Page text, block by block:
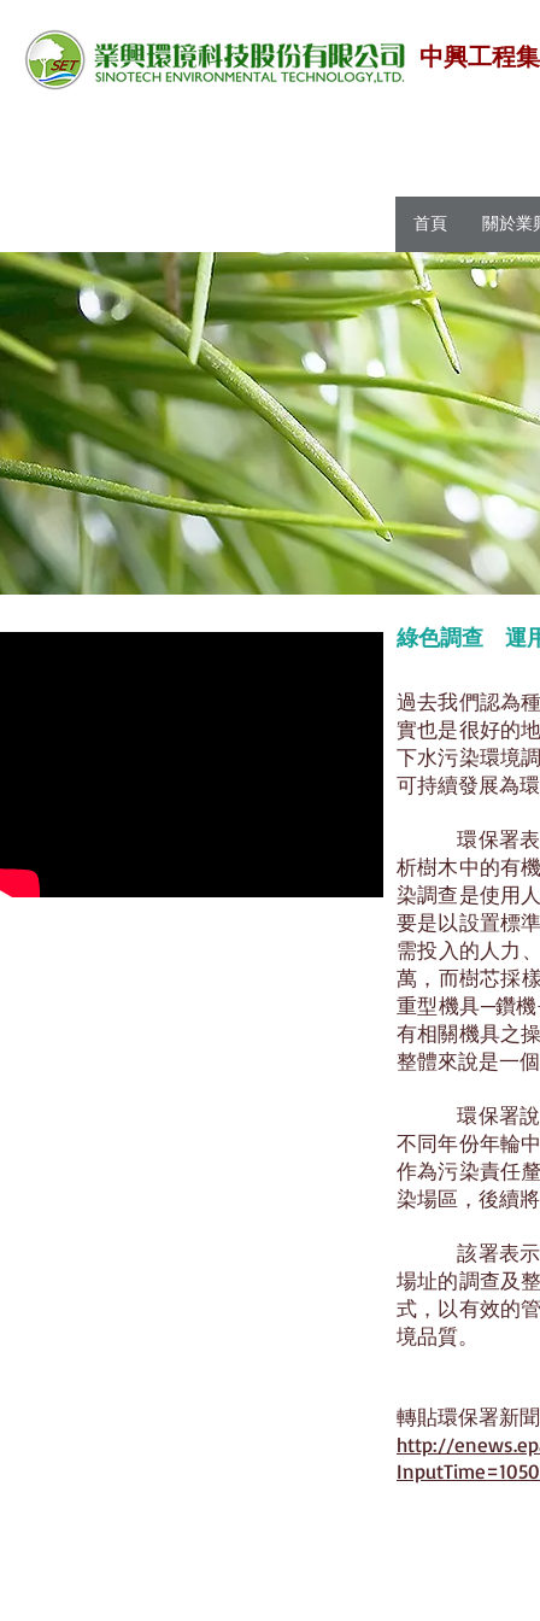
中興工程
首頁 關於業
綠色調查 運
過去我們認為
實也是很好的
下水污染環境
可持續發展為
環保署表示
析樹木中的有
染調查是使用
要是以設置標
需投入的人力
萬，而樹芯採
重型機具─鑽
有相關機具之
整體來說是一
環保署說，
不同年份年輪
作為污染責任
染場區，後續
該署表示，
場址的調查及
式，以有效的
境品質。
轉貼環保署新聞
http://